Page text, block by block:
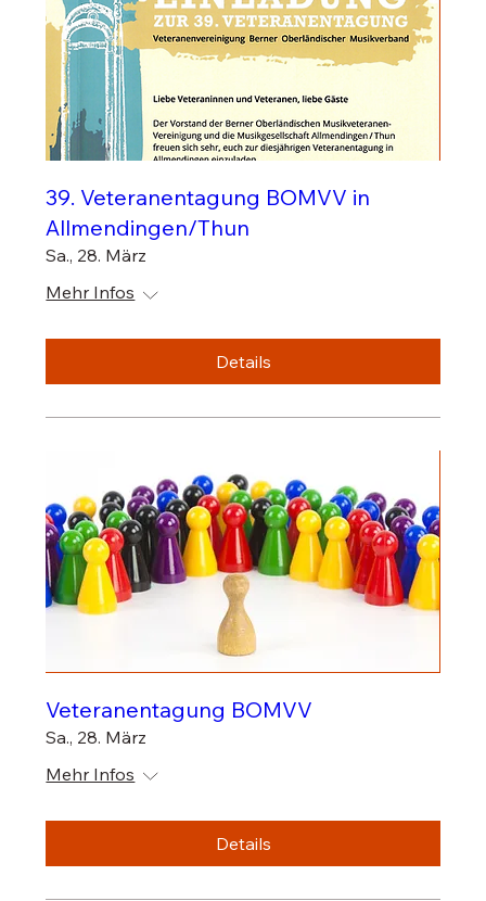
39. Veteranentagung BOMVV in
Allmendingen/Thun
Sa., 28. März
Mehr Infos
Details
Veteranentagung BOMVV
Sa., 28. März
Mehr Infos
Details